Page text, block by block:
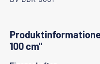
100 cm"